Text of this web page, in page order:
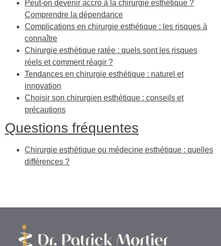
Peut-on devenir accro à la chirurgie esthétique ?
Comprendre la dépendance
Complications en chirurgie esthétique : les risques à
connaître
Chirurgie esthétique ratée : quels sont les risques
réels et comment réagir ?
Tendances en chirurgie esthétique : naturel et
innovation
Choisir son chirurgien esthétique : conseils et
précautions
Questions fréquentes
Chirurgie esthétique ou médecine esthétique : quelles
différences ?